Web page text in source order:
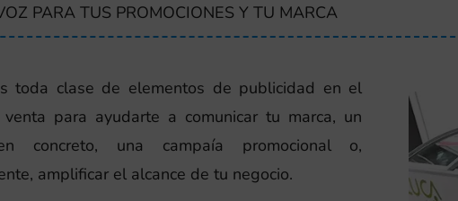
PARA TUS PROMOCIONES Y TU MARCA
toda clase de elementos de publicidad en el
para ayudarte a comunicar tu marca, un
concreto, una campaía promocional o,
amplificar el alcance de tu negocio.